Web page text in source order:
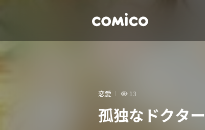
恋愛 13
孤独なドクター